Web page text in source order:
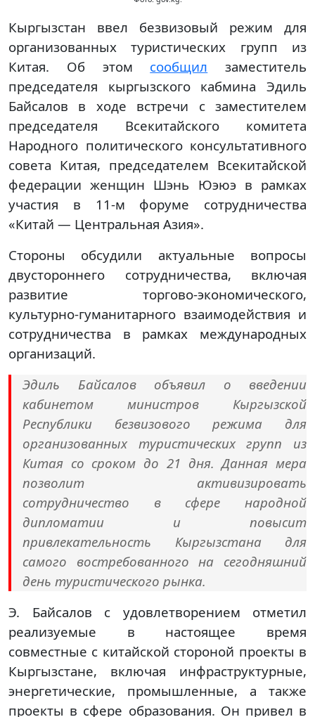
Кыргызстан ввел безвизовый режим для
организованных туристических групп из
Китая. Об этом сообщил заместитель
председателя кыргызского кабмина Эдиль
Байсалов в ходе встречи с заместителем
председателя Всекитайского комитета
Народного политического консультативного
совета Китая, председателем Всекитайской
федерации женщин Шэнь Юэюэ в рамках
участия в 11-м форуме сотрудничества
«Китай — Центральная Азия».
Стороны обсудили актуальные вопросы
двустороннего сотрудничества, включая
развитие торгово-экономического,
культурно-гуманитарного взаимодействия и
сотрудничества в рамках международных
организаций.
Эдиль Байсалов объявил о введении
кабинетом министров Кыргызской
Республики безвизового режима для
организованных туристических групп из
Китая со сроком до 21 дня. Данная мера
позволит активизировать
сотрудничество в сфере народной
дипломатии и повысит
привлекательность Кыргызстана для
самого востребованного на сегодняшний
день туристического рынка.
Э. Байсалов с удовлетворением отметил
реализуемые в настоящее время
совместные с китайской стороной проекты в
Кыргызстане, включая инфраструктурные,
энергетические, промышленные, а также
проекты в сфере образования. Он привел в